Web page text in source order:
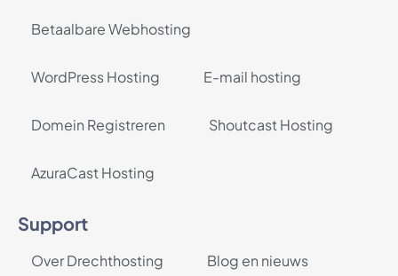
Betaalbare Webhosting
WordPress Hosting E-mail hosting
Domein Registreren Shoutcast Hosting
AzuraCast Hosting
Support
Over Drechthosting Blog en nieuws